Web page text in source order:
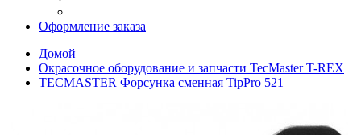
Оформление заказа
Домой
Окрасочное оборудование и запчасти TecMaster T-REX
TECMASTER Форсунка сменная TipPro 521